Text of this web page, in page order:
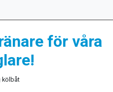
för våra
kölbåt